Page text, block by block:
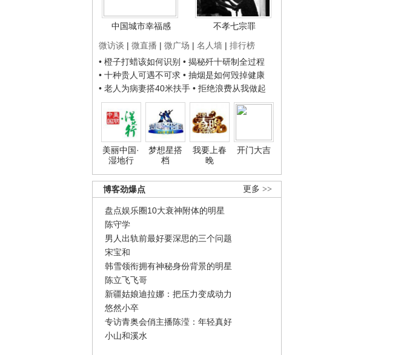
中国城市幸福感
不孝七宗罪
微访谈 | 微直播 | 微广场 | 名人墙 | 排行榜
• 橙子打蜡该如何识别 • 揭秘歼十研制全过程
• 十种贵人可遇不可求 • 抽烟是如何毁掉健康
• 老人为病妻搭40米扶手 • 拒绝浪费从我做起
美丽中国·
湿地行
梦想星搭
档
我要上春
晚
开门大吉
更多 >>
博客劲爆点
盘点娱乐圈10大衰神附体的明星
陈守学
男人出轨前最好要深思的三个问题
宋宝和
韩雪领衔拥有神秘身份背景的明星
陈立飞飞哥
新疆姑娘迪拉娜：把压力变成动力
悠然小卒
专访青奥会俏主播陈滢：年轻真好
小山和溪水